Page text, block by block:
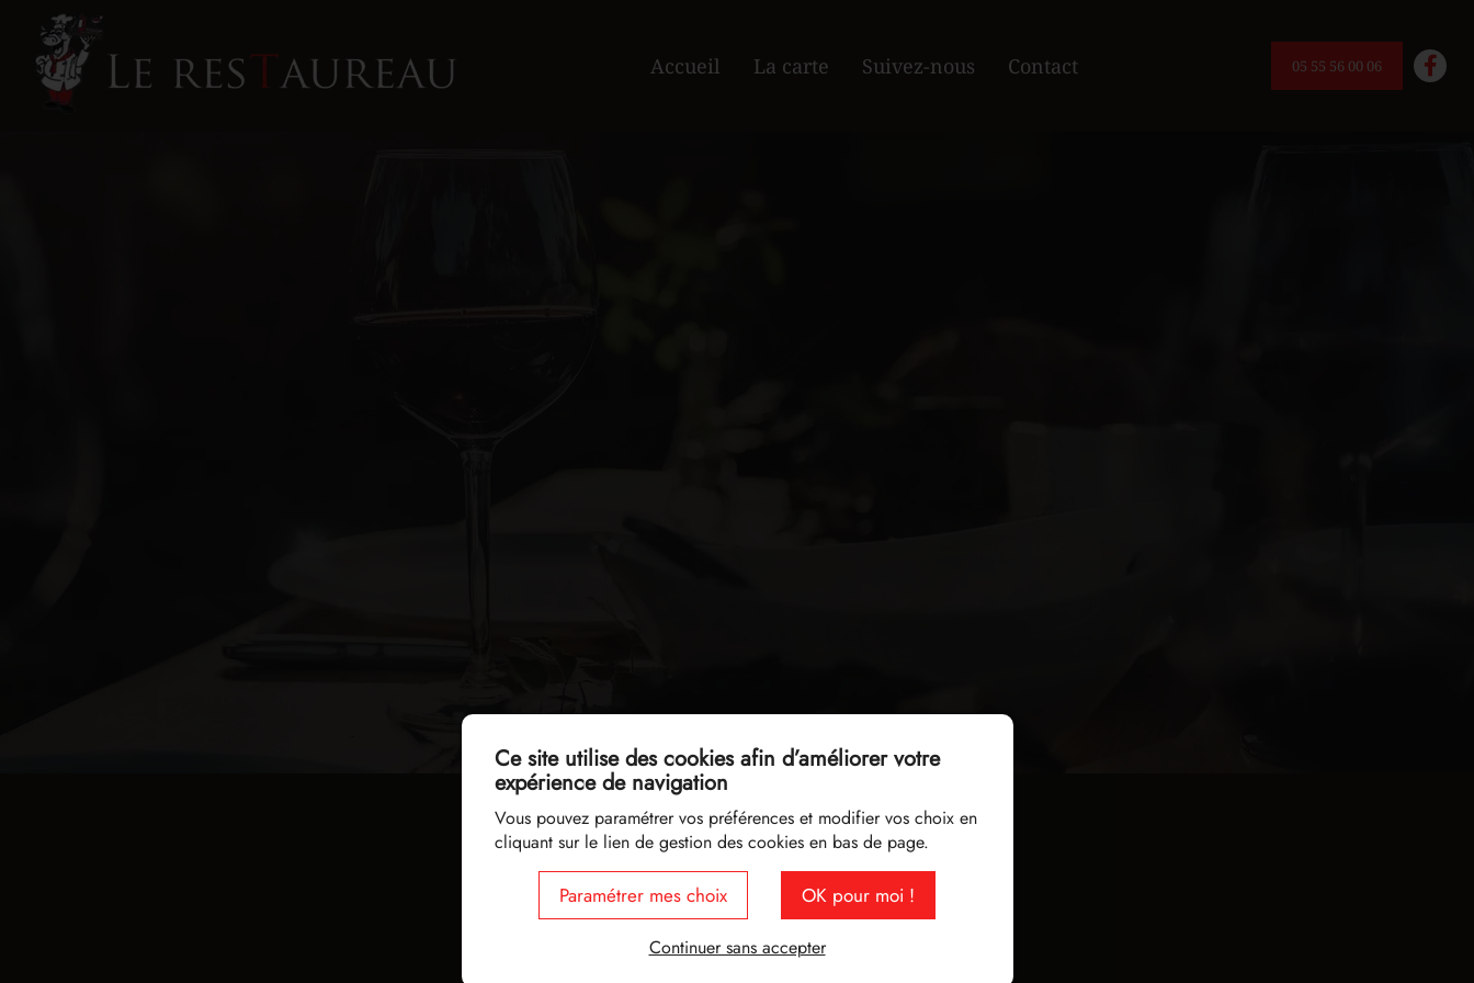
05 55 56 00 06
Accueil La carte Suivez-nous Contact
Ce site utilise des cookies afin d’améliorer votre
expérience de navigation
Vous pouvez paramétrer vos préférences et modifier vos choix en
cliquant sur le lien de gestion des cookies en bas de page.
Paramétrer mes choix OK pour moi !
Continuer sans accepter